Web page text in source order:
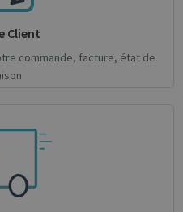
Client
commande, facture, état de